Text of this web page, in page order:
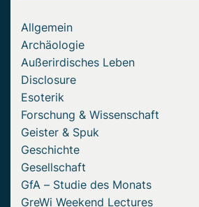
Allgemein
Archäologie
Außerirdisches Leben
Disclosure
Esoterik
Forschung & Wissenschaft
Geister & Spuk
Geschichte
Gesellschaft
GfA – Studie des Monats
GreWi Weekend Lectures